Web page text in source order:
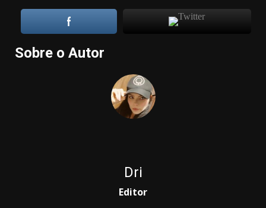
Sobre o Autor
Dri
Editor